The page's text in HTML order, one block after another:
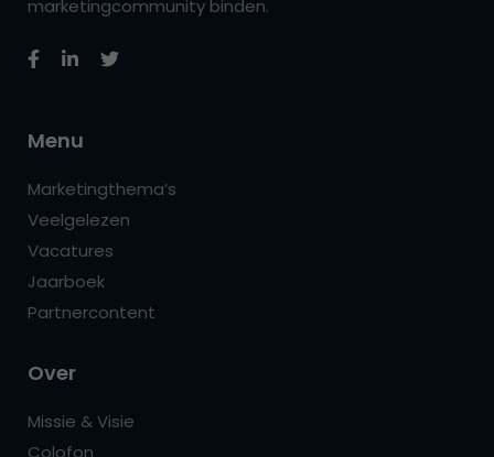
marketingcommunity binden.
Menu
Marketingthema’s
Veelgelezen
Vacatures
Jaarboek
Partnercontent
Over
Missie & Visie
Colofon